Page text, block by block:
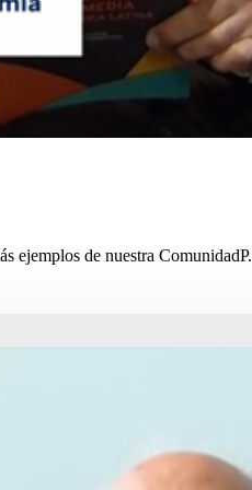
ejemplos de nuestra